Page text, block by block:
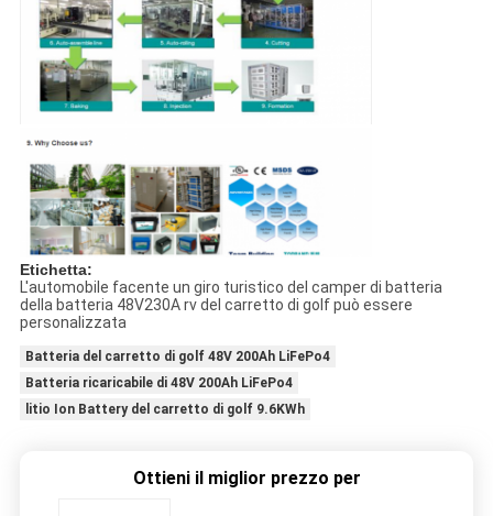
Etichetta:
L'automobile facente un giro turistico del camper di batteria
della batteria 48V230A rv del carretto di golf può essere
personalizzata
Batteria del carretto di golf 48V 200Ah LiFePo4
Batteria ricaricabile di 48V 200Ah LiFePo4
litio Ion Battery del carretto di golf 9.6KWh
Ottieni il miglior prezzo per